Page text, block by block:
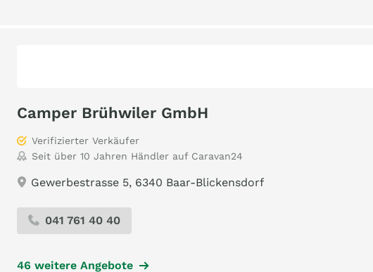
Camper Brühwiler GmbH
Verifizierter Verkäufer
Seit über 10 Jahren Händler auf Caravan24
Gewerbestrasse 5, 6340 Baar-Blickensdorf
041 761 40 40
46 weitere Angebote